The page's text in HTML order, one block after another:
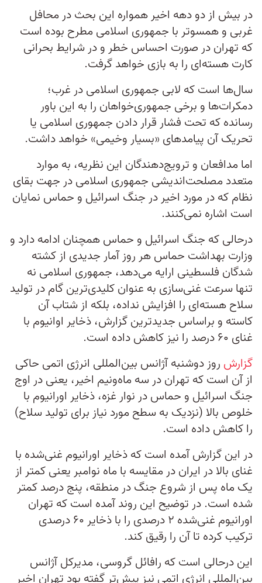
در بیش از دو دهه اخیر همواره این بحث در محافل
غربی و همسوتر با جمهوری اسلامی مطرح بوده است
که تهران در صورت احساس خطر و در شرایط بحرانی
کارت هسته‌ای را به بازی خواهد گرفت.
سال‌ها است که لابی جمهوری اسلامی در غرب؛
دمکرات‌ها و برخی جمهوری‌خواهان را به این باور
رسانده که تحت فشار قرار دادن جمهوری اسلامی یا
تحریک آن پیامدهای «بسیار وخیمی» خواهد داشت.
اما مدافعان و ترویج‌دهندگان این نظریه، به موارد
متعدد مصلحت‌اندیشی جمهوری اسلامی در جهت بقای
نظام که در مورد اخیر در جنگ اسرائیل و حماس نمایان
است اشاره نمی‌کنند.
درحالی که جنگ اسرائیل و حماس همچنان ادامه دارد و
وزارت بهداشت حماس هر روز آمار جدیدی از کشته
شدگان فلسطینی ارایه می‌دهد، جمهوری اسلامی نه
تنها سرعت غنی‌سازی به عنوان کلیدی‌ترین گام در تولید
سلاح هسته‌ای را افزایش نداده، بلکه از شتاب آن
کاسته و براساس جدیدترین گزارش‌، ذخایر اوانیوم با
غنای ۶۰ درصد را نیز کاهش داده است.
گزارش روز دوشنبه آژانس بین‌المللی انرژی اتمی حاکی
از آن است که تهران در سه ماه‌و‌نیم اخیر، یعنی در اوج
جنگ اسرائیل و حماس در نوار غزه، ذخایر اورانیوم با
خلوص بالا (نزدیک به سطح مورد نیاز برای تولید سلاح)
را کاهش داده است.
در این گزارش آمده است که ذخایر اورانیوم غنی‌شده با
غنای بالا در ایران در مقایسه با ماه نوامبر یعنی کمتر از
یک ماه پس از شروع جنگ در منطقه، پنج درصد کمتر
شده است. در توضیح این روند آمده است که تهران
اورانیوم غنی‌شده ۲ درصدی را با ذخایر ۶۰ درصدی
ترکیب کرده تا آن را رقیق کند.
این درحالی است که رافائل گروسی، مدیرکل آژانس
بین‌المللی انرژی اتمی نیز پیش‌تر گفته بود تهران اخیر